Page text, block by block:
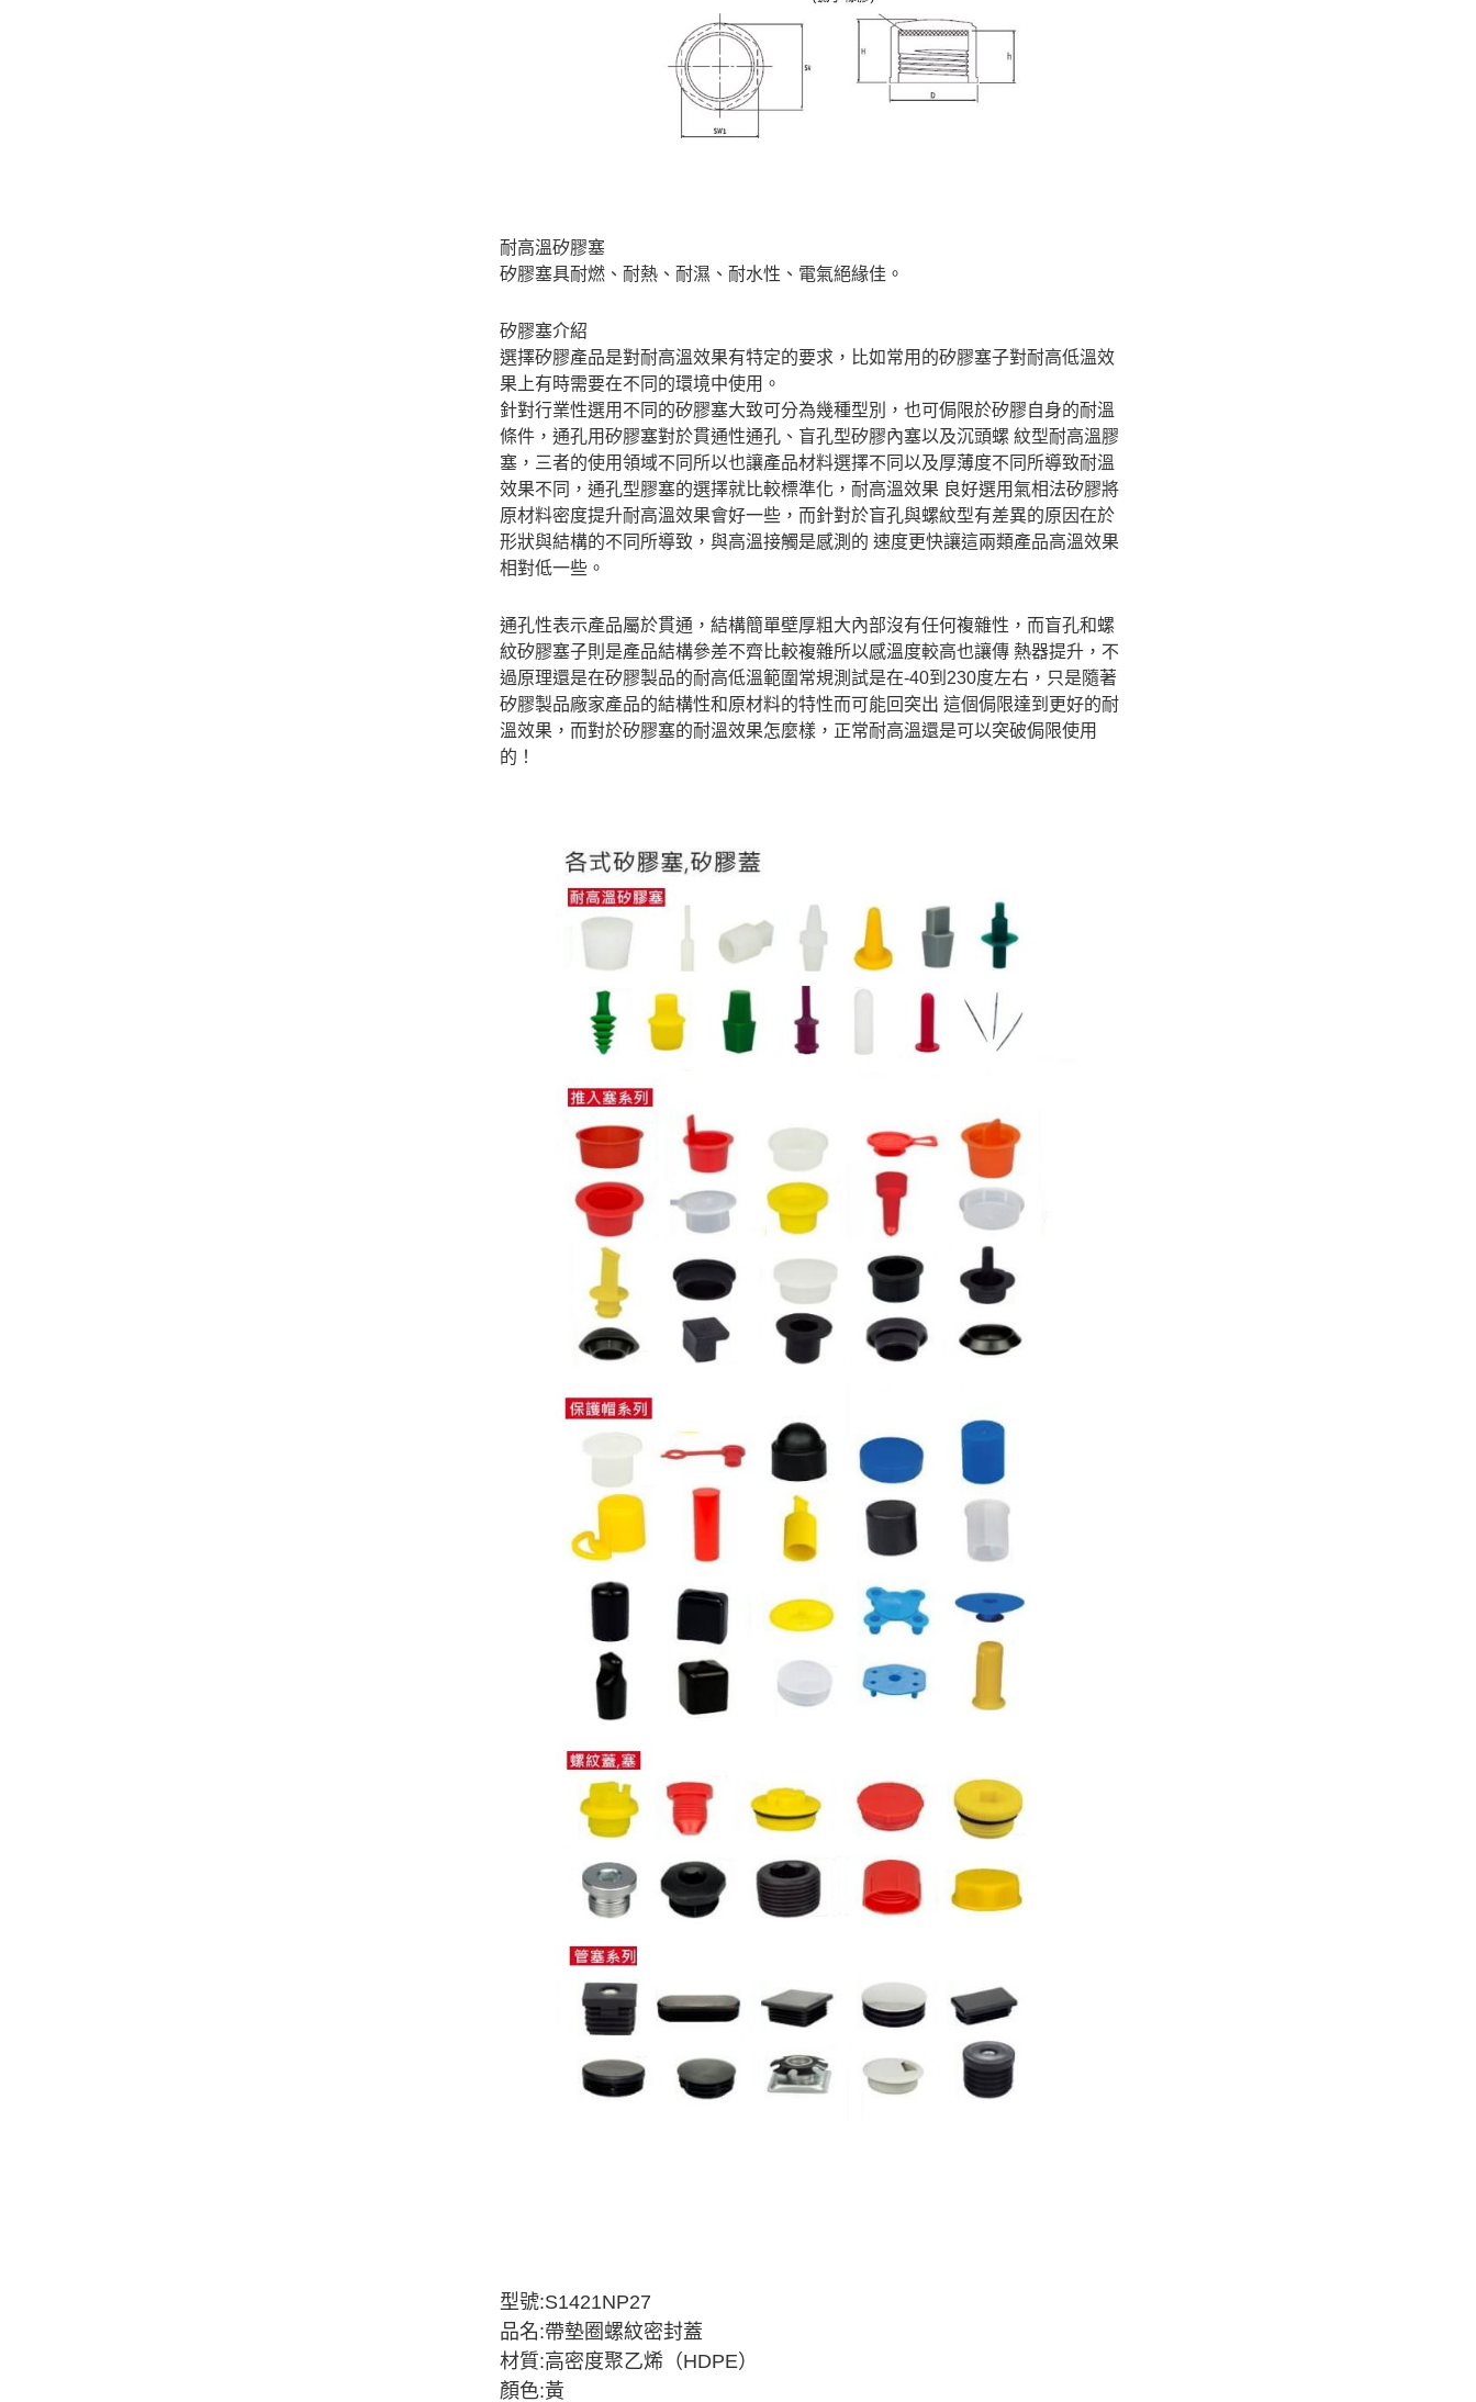
耐高溫矽膠塞
矽膠塞具耐燃、耐熱、耐濕、耐水性、電氣絕緣佳。
矽膠塞介紹
選擇矽膠產品是對耐高溫效果有特定的要求，比如常用的矽膠塞子對耐高低溫效
果上有時需要在不同的環境中使用。
針對行業性選用不同的矽膠塞大致可分為幾種型別，也可侷限於矽膠自身的耐溫
條件，通孔用矽膠塞對於貫通性通孔、盲孔型矽膠內塞以及沉頭螺 紋型耐高溫膠
塞，三者的使用領域不同所以也讓產品材料選擇不同以及厚薄度不同所導致耐溫
效果不同，通孔型膠塞的選擇就比較標準化，耐高溫效果 良好選用氣相法矽膠將
原材料密度提升耐高溫效果會好一些，而針對於盲孔與螺紋型有差異的原因在於
形狀與結構的不同所導致，與高溫接觸是感測的 速度更快讓這兩類產品高溫效果
相對低一些。
通孔性表示產品屬於貫通，結構簡單壁厚粗大內部沒有任何複雜性，而盲孔和螺
紋矽膠塞子則是產品結構參差不齊比較複雜所以感溫度較高也讓傳 熱器提升，不
過原理還是在矽膠製品的耐高低溫範圍常規測試是在-40到230度左右，只是隨著
矽膠製品廠家產品的結構性和原材料的特性而可能回突出 這個侷限達到更好的耐
溫效果，而對於矽膠塞的耐溫效果怎麼樣，正常耐高溫還是可以突破侷限使用
的！
矽膠塞
型號:S1421NP27
品名:帶墊圈螺紋密封蓋
材質:高密度聚乙烯（HDPE）
顏色:黃